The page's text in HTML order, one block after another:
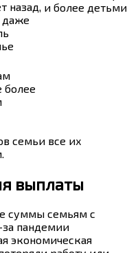
назад,
даже
и более детьми
более
семьи все их
выплаты
суммы семьям с
за пандемии
экономическая